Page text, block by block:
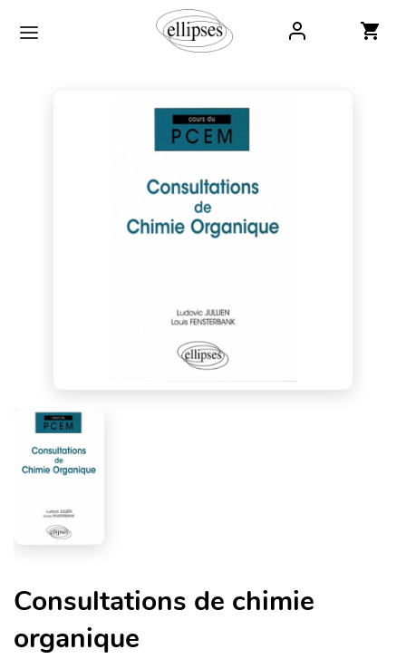
Consultations de chimie
organique